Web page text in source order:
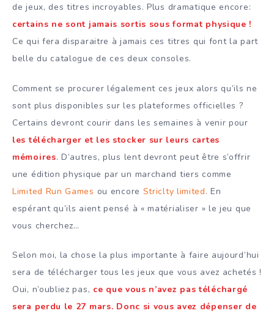
de jeux, des titres incroyables. Plus dramatique encore:
certains ne sont jamais sortis sous format physique !
Ce qui fera disparaitre à jamais ces titres qui font la part
belle du catalogue de ces deux consoles.
Comment se procurer légalement ces jeux alors qu’ils ne
sont plus disponibles sur les plateformes officielles ?
Certains devront courir dans les semaines à venir pour
les télécharger et les stocker sur leurs cartes
mémoires. D’autres, plus lent devront peut être s’offrir
une édition physique par un marchand tiers comme
Limited Run Games ou encore Striclty limited. En
espérant qu’ils aient pensé à « matérialiser » le jeu que
vous cherchez…
Selon moi, la chose la plus importante à faire aujourd’hui
sera de télécharger tous les jeux que vous avez achetés !
Oui, n’oubliez pas, ce que vous n’avez pas téléchargé
sera perdu le 27 mars. Donc si vous avez dépenser de